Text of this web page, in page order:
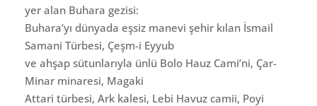
yer alan Buhara gezisi:
Buhara’yı dünyada eşsiz manevi şehir kılan İsmail
Samani Türbesi, Çeşm-i Eyyub
ve ahşap sütunlarıyla ünlü Bolo Hauz Cami’ni, Çar-
Minar minaresi, Magaki
Attari türbesi, Ark kalesi, Lebi Havuz camii, Poyi